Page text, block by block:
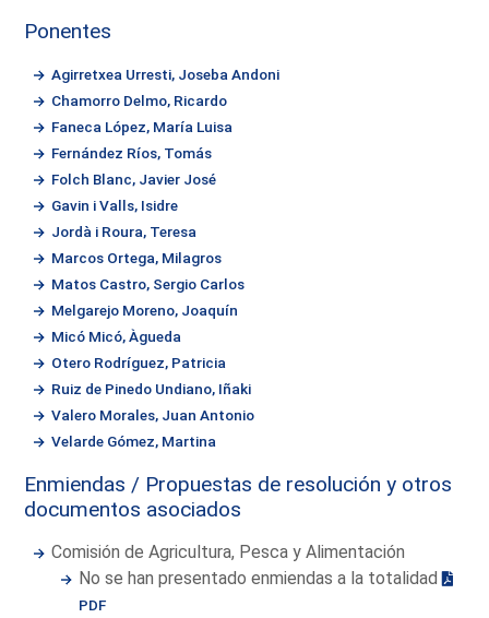
Ponentes
Agirretxea Urresti, Joseba Andoni
Chamorro Delmo, Ricardo
Faneca López, María Luisa
Fernández Ríos, Tomás
Folch Blanc, Javier José
Gavin i Valls, Isidre
Jordà i Roura, Teresa
Marcos Ortega, Milagros
Matos Castro, Sergio Carlos
Melgarejo Moreno, Joaquín
Micó Micó, Àgueda
Otero Rodríguez, Patricia
Ruiz de Pinedo Undiano, Iñaki
Valero Morales, Juan Antonio
Velarde Gómez, Martina
Enmiendas / Propuestas de resolución y otros
documentos asociados
Comisión de Agricultura, Pesca y Alimentación
No se han presentado enmiendas a la totalidad
PDF